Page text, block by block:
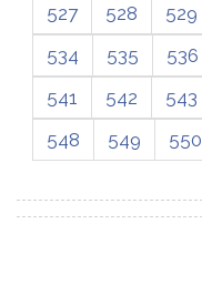
527
528 529
534
535 536
541
542 543
548
549 550